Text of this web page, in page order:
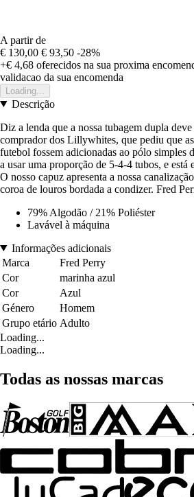
A partir de
€ 130,00 € 93,50 -28%
+€ 4,68 oferecidos na sua proxima
validacao da sua encomenda
Loading...
Descrição
Diz a lenda que a nossa tubagem dupla
comprador dos Lillywhites, que pediu que
futebol fossem adicionadas ao pólo simples
a usar uma proporção de 5-4-4 tubos, e
O nosso capuz apresenta a nossa
coroa de louros bordada a condizer. Fred
79% Algodão / 21% Poliéster
Lavável à máquina
Informações adicionais
Marca
Fred Perry
Cor
marinha azul
Cor
Azul
Género
Homem
Grupo etário Adulto
Loading...
Loading...
Todas as nossas marcas